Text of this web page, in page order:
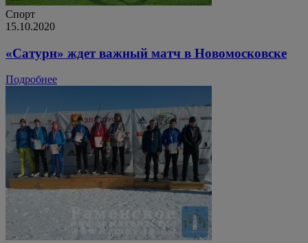
Спорт
15.10.2020
«Сатурн» ждет важный матч в Новомосковске
Подробнее